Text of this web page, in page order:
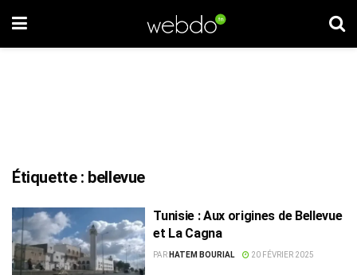
Étiquette : bellevue
Tunisie : Aux origines de Bellevue
et La Cagna
PAR HATEM BOURIAL 20 FÉVRIER 2025